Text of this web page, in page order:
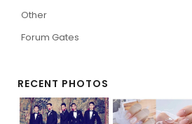
Other
Forum Gates
RECENT PHOTOS